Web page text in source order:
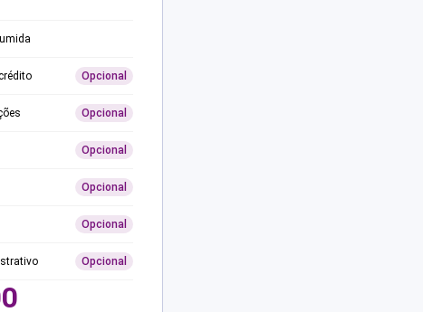
Opcional
Opcional
Opcional
Opcional
Opcional
Opcional